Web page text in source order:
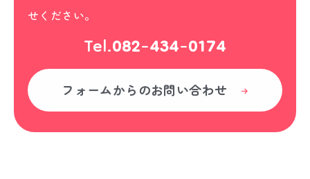
せください。
Tel.082-434-0174
フォームからのお問い合わせ